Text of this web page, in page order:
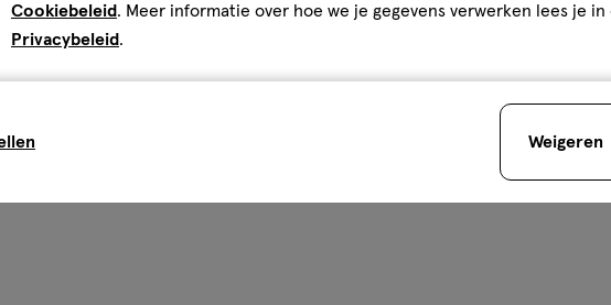
Cookiebeleid. Meer informatie over hoe we je gegevens verwerken lees je in
Privacybeleid.
Weigeren